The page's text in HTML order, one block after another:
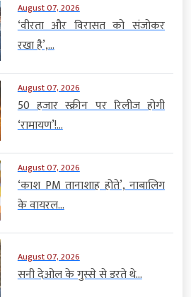
August 07, 2026
‘वीरता और विरासत को संजोकर
रखा है’,...
August 07, 2026
50 हजार स्क्रीन पर रिलीज होगी
‘रामायण’!...
August 07, 2026
‘काश PM तानाशाह होते’, नाबालिग
के वायरल...
August 07, 2026
सनी देओल के गुस्से से डरते थे...